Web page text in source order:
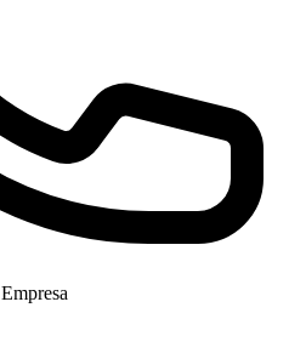
Empresa